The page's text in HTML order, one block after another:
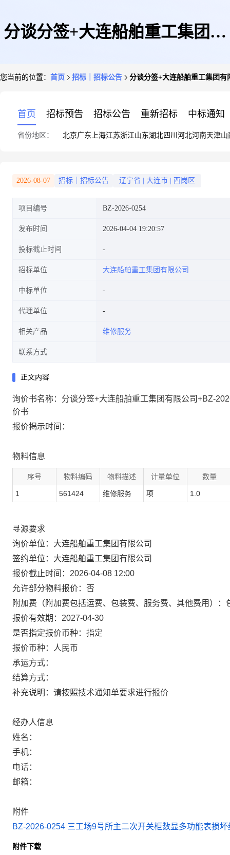
分谈分签+大连船舶重工集团有
损坏维修的询价书
您当前的位置： 首页 招标｜招标公告 分谈分签+大连船舶重工集团有
首页 招标预告 招标公告 重新招标 中标通知
省份地区： 北京广东 上海江苏浙江山东湖北四川 河北河南天津山
2026-08-07 招标｜招标公告 辽宁省 大连市 西岗区
项目编号 BZ-2026-0254
发布时间 2026-04-04 19:20:57
投标截止时间
招标单位 大连船舶重工集团有限公司
中标单位
代理单位
相关产品 维修服务
联系方式
正文内容
询价书名称：分谈分签+大连船舶重工集团有限公司+BZ-
价书
报价揭示时间：
物料信息
序号 物料编码 物料描述 计量单位 数量
1 561424 维修服务 项 1.0
寻源要求
询价单位：大连船舶重工集团有限公司
签约单位：大连船舶重工集团有限公司
报价截止时间：2026-04-08 12:00
允许部分物料报价：否
附加费（附加费包括运费、包装费、服务费、其他费用）：
报价有效期：2027-04-30
是否指定报价币种：指定
报价币种：人民币
承运方式：
结算方式：
补充说明：请按照技术通知单要求进行报价
经办人信息
姓名：
手机：
电话：
邮箱：
附件
BZ-2026-0254 三工场9号所主二次开关柜数显多功能表损坏
附件下载